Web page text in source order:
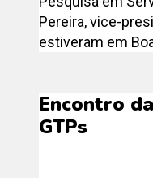
Pereira, vice-
estiveram em
Encontro
GTPs